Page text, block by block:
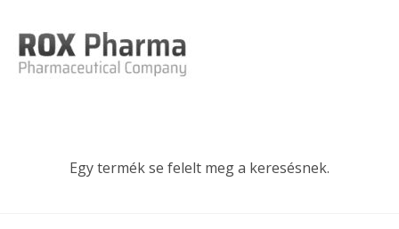
Egy termék se felelt meg a keresésnek.